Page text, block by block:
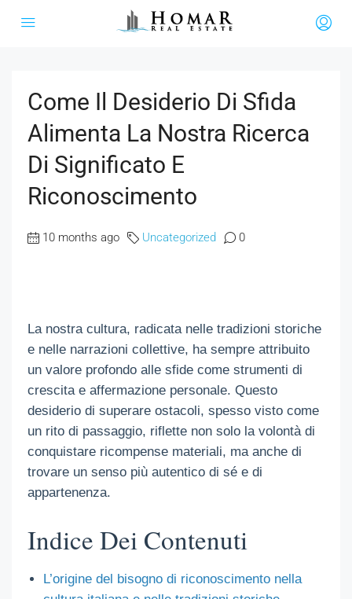
Come Il Desiderio Di Sfida
Alimenta La Nostra Ricerca
Di Significato E
Riconoscimento
10 months ago Uncategorized 0
La nostra cultura, radicata nelle tradizioni storiche
e nelle narrazioni collettive, ha sempre attribuito
un valore profondo alle sfide come strumenti di
crescita e affermazione personale. Questo
desiderio di superare ostacoli, spesso visto come
un rito di passaggio, riflette non solo la volontà di
conquistare ricompense materiali, ma anche di
trovare un senso più autentico di sé e di
appartenenza.
Indice Dei Contenuti
L’origine del bisogno di riconoscimento nella